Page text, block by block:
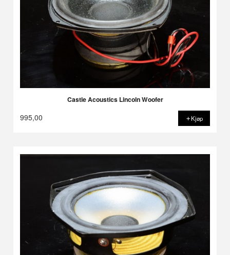
Castle Acoustics Lincoln Woofer
995,00 Kjøp